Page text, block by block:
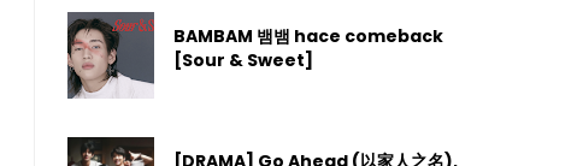
BAMBAM 뱀뱀 hace comeback
[Sour & Sweet]
[DRAMA] Go Ahead (以家人之名),